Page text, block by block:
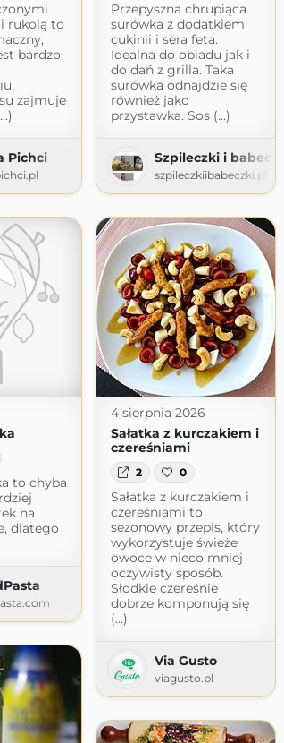
rukolą to
bardzo
zajmuje
Pichci
Przepyszna chrupiąca
surówka z dodatkiem
cukinii i sera feta.
Idealna do obiadu jak i
do dań z grilla. Taka
surówka odnajdzie się
również jako
przystawka. Sos (...)
Szpileczki i babeczki
szpileczkiibabeczki.pl
to chyba
na
dlatego
4 sierpnia 2026
Sałatka z kurczakiem i
czereśniami
2 0
Sałatka z kurczakiem i
czereśniami to
sezonowy przepis, który
wykorzystuje świeże
owoce w nieco mniej
oczywisty sposób.
Słodkie czereśnie
dobrze komponują się
(...)
Via Gusto
viagusto.pl